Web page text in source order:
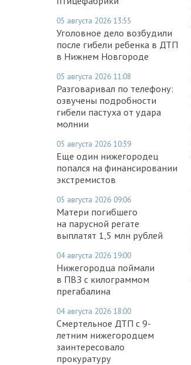
05 августа 2026 13:55
Уголовное дело возбудили
после гибели ребенка в ДТП
в Нижнем Новгороде
05 августа 2026 11:08
Разговаривал по телефону:
озвучены подробности
гибели пастуха от удара
молнии
05 августа 2026 10:39
Еще один нижегородец
попался на финансировании
экстремистов
05 августа 2026 09:06
Матери погибшего
на парусной регате
выплатят 1,5 млн рублей
04 августа 2026 19:00
Нижегородца поймали
в ПВЗ с килограммом
прегабалина
04 августа 2026 18:00
Смертельное ДТП с 9-
летним нижегородцем
заинтересовало
прокуратуру